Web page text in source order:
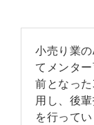
小売り業
てメンタ
前となっ
用し、後
を行って